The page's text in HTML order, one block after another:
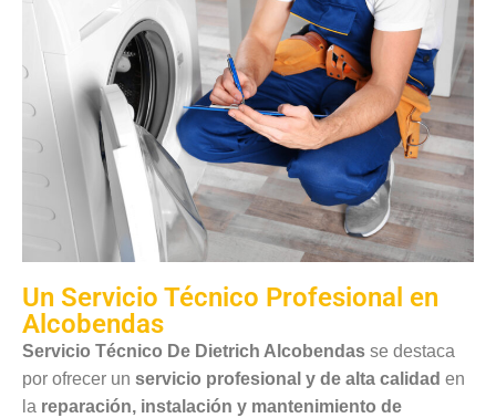
Un Servicio Técnico Profesional en
Alcobendas
Servicio Técnico De Dietrich Alcobendas se destaca
por ofrecer un servicio profesional y de alta calidad en
la reparación, instalación y mantenimiento de